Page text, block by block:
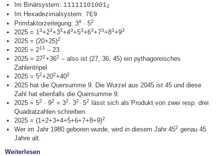
Im Binärsystem: 111111010012
Im Hexadezimalsystem: 7E9
Primfaktorzerlegung: 34 · 52
2025 = 13+23+33+43+53+63+73+83+93
2025 = (20+25)2
2025 = 211 – 23
2025 = 272+362 – also ist (27, 36, 45) ein pythagoreisches
Zahlentripel
2025 = 52+202+402
2025 hat die Quersumme 9. Die Wurzel aus 2045 ist 45 und diese
Zahl hat ebenfalls die Quersumme 9.
2025 = 52 · 92 = 32· 32· 52
lässt sich als Produkt von zwei resp. drei
Quadratzahlen schreiben.
2025 = (1+2+3+4+5+6+7+8+9)2
Wer im Jahr 1980 geboren wurde, wird in diesem Jahr 452 genau 45
Jahre alt.
Weiterlesen"Zweitausendfünfundzwanzig"